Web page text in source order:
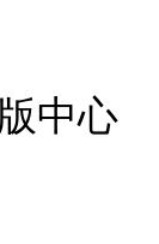
中心